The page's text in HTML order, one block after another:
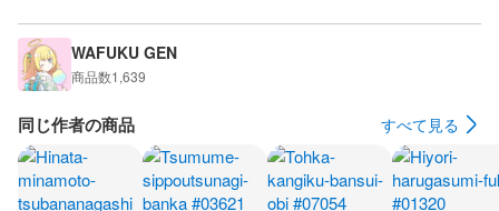
WAFUKU GEN
商品数1,639
同じ作者の商品 すべて見る